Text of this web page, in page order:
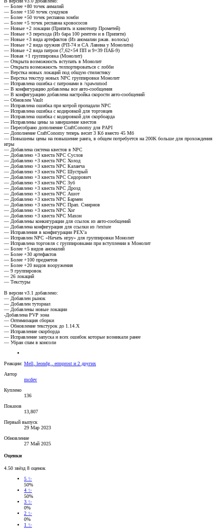
— Более +80 точек анмалий
— Более +150 точек сундуков
— Более +50 точек респавна зомби
— Более +5 точек респавна кровососов
— Новые +2 локации (Припять и кинотеатр Прометей)
— Новые +3 перехода (Из бара 100 рентген и в Припяти)
— Новые +3 вида артефактов (Из аномалии ржав. волосы)
— Новые +2 вида оружия (РП-74 и СА Лавина у Монолита)
— Новые +2 вида патрон (7,62×54 ПП и 9×39 ПАБ-9)
— Новая +1 группировка (Монолит)
— Открыта возможность вступать в Монолит
— Открыта возможность телпортироваться с лобби
— Верстка новых локаций под общую стилистику
— Верстка текстур новых NPC группировки Монолит
— Исправлена ошибка с патронами в /spawnmod
— В конфигурацию добавлены все авто-сообщения
— В конфигурацию добавлена настройка скорости авто-сообщений
— Обновлен Vault
— Исправлена ошибка при котрой пропадали NPC
— Исправлена ошибка с кодировкой для торговцев
— Исправлена ошибка с кодировкой для скорбоарда
— Исправлены цены за завершение квестов
— Пересобрано дополнение CraftConomy для PAPI
— Дополнение CraftConomy теперь весит 3 Кб вместо 45 Мб
— Повышены цены на повышение ранга, в общем потребуется на 200K больше для прохождения
игры
— Добавлена система квестов в NPC
— Добавлено +3 квеста NPC Суслов
— Добавлено +3 квеста NPC Холод
— Добавлено +3 квеста NPC Каланча
— Добавлено +3 квеста NPC Шустрый
— Добавлено +3 квеста NPC Сидорович
— Добавлено +3 квеста NPC Зуб
— Добавлено +3 квеста NPC Дрозд
— Добавлено +3 квеста NPC Ашот
— Добавлено +3 квеста NPC Бармен
— Добавлено +3 квеста NPC Прап. Смирнов
— Добавлено +3 квеста NPC Хог
— Добавлено +3 квеста NPC Махон
— Добавлены конкигурации для ссылок из авто-сообщений
— Добавлена конфигурация для ссылки из /texture
— Исправления в конфигурации PEX’а
— Исправлен NPC «Начать игру» для группировки Монолит
— Исправлена торговля с группировками при вступлении в Монолит
— Более +5 видов аномалий
— Более +30 артефактов
— Более +100 предметов
— Более +20 видов вооружения
— 9 группировок
— 26 локаций
— Текстуры
В версии v3.1 добавлено:
— Добавлен рынок
— Добавлен туториал
— Добавлены новые локации
-Добавлена PVP зона
— Оптимизация сборки
— Обновление текстурок до 1.14.X
— Исправление скорборда
— Исправление запуска и всех ошибок которые возникали ранее
— Убран спам в консоли
Реакции: Mell leondg. ermprost и 2 других
Автор
mcdev
Куплено
136
Показов
13,807
Первый выпуск
29 Мар 2023
Обновление
27 Май 2025
Оценки
4.50 звёзд 8 оценок
5 ✨
50%
4 ✨
50%
3 ✨
0%
2 ✨
0%
1 ✨